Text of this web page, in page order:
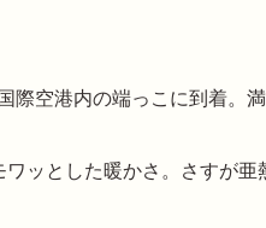
際空港内の端っこに到着。
ッとした暖かさ。さすが亜